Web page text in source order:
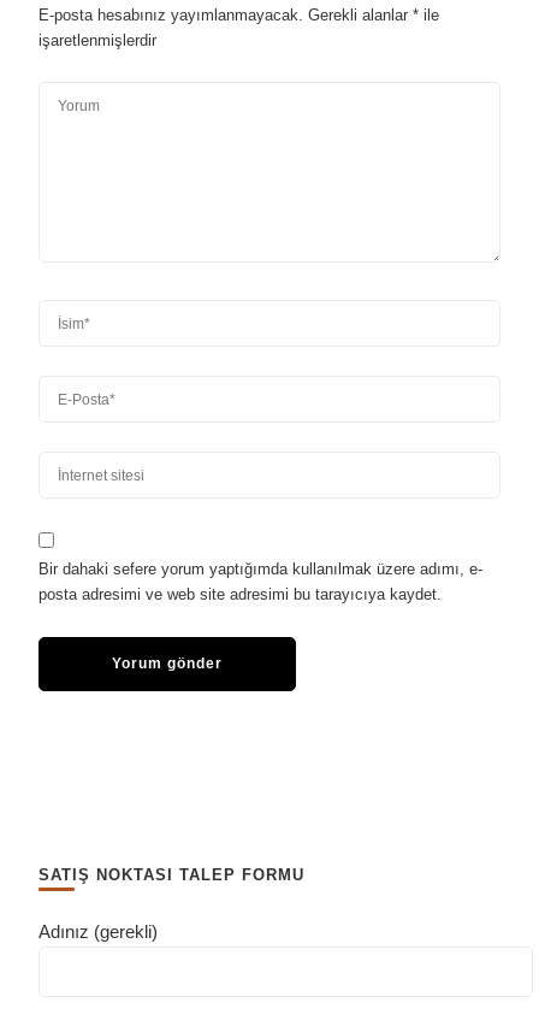
E-posta hesabınız yayımlanmayacak. Gerekli alanlar * ile
işaretlenmişlerdir
Bir dahaki sefere yorum yaptığımda kullanılmak üzere adımı, e-
posta adresimi ve web site adresimi bu tarayıcıya kaydet.
SATIŞ NOKTASI TALEP FORMU
Adınız (gerekli)